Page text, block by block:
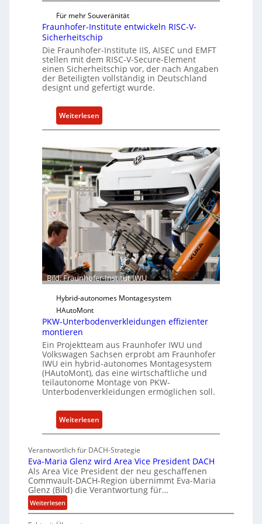
e
n
c
e
A
c
t
t
s
e
i
n
h
i
f
r
S
f
t
w
a
e
u
n
I
Für mehr Souveränität
Fraunhofer-Institute entwickeln RISC-V-
Sicherheitschip
Die Fraunhofer-Institute IIS, AISEC und EMFT
stellen mit dem RISC-V-Secure-Element
einen Sicherheitschip vor, der nach Angaben
der Beteiligten vollständig in Deutschland
designt und gefertigt wurde.
Weiterlesen
F
a
u
n
h
o
f
e
-
n
s
t
t
t
e
e
n
t
w
c
k
e
l
n
R
Bild: Fraunhofer-Institut IWU
Hybrid-autonomes Montagesystem
HAutoMont
PKW-Unterbodenverkleidungen effizienter
montieren
Ein Projektteam aus Fraunhofer IWU und
Volkswagen Sachsen erprobt am Fraunhofer
IWU ein hybrid-autonomes Montagesystem
(HAutoMont), das eine wirtschaftliche und
teilautonome Montage von PKW-
Unterbodenverkleidungen ermöglichen soll.
Weiterlesen
P
W
-
U
n
e
Verantwortlich für DACH-Strategie
Eva-Maria Glenz wird Area Vice President DACH
Als Area Vice President der neu geschaffenen
Commvault-DACH-Region übernimmt Eva-Maria
Glenz (Bild) die Verantwortung für…
Weiterlesen:
E